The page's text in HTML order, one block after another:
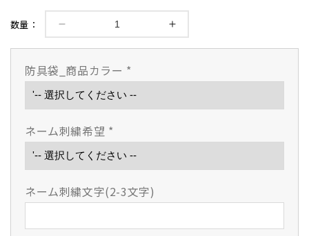
数量：
快
バ
ッ
グ
防
具
(S)
数
を
軽
快
ッ
防
を
防具袋_商品カラー *
ネーム刺繍希望 *
ネーム刺繍文字(2-3文字)